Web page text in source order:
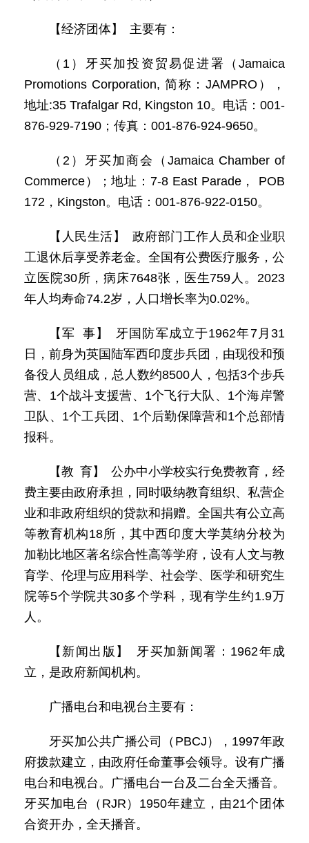
【经济团体】 主要有：
（1）牙买加投资贸易促进署（Jamaica
Promotions Corporation, 简称：JAMPRO），
地址:35 Trafalgar Rd, Kingston 10。电话：001-
876-929-7190；传真：001-876-924-9650。
（2）牙买加商会（Jamaica Chamber of
Commerce）；地址：7-8 East Parade， POB
172，Kingston。电话：001-876-922-0150。
【人民生活】 政府部门工作人员和企业职
工退休后享受养老金。全国有公费医疗服务，公
立医院30所，病床7648张，医生759人。2023
年人均寿命74.2岁，人口增长率为0.02%。
【军 事】 牙国防军成立于1962年7月31
日，前身为英国陆军西印度步兵团，由现役和预
备役人员组成，总人数约8500人，包括3个步兵
营、1个战斗支援营、1个飞行大队、1个海岸警
卫队、1个工兵团、1个后勤保障营和1个总部情
报科。
【教 育】 公办中小学校实行免费教育，经
费主要由政府承担，同时吸纳教育组织、私营企
业和非政府组织的贷款和捐赠。全国共有公立高
等教育机构18所，其中西印度大学莫纳分校为
加勒比地区著名综合性高等学府，设有人文与教
育学、伦理与应用科学、社会学、医学和研究生
院等5个学院共30多个学科，现有学生约1.9万
人。
【新闻出版】 牙买加新闻署：1962年成
立，是政府新闻机构。
广播电台和电视台主要有：
牙买加公共广播公司（PBCJ），1997年政
府拨款建立，由政府任命董事会领导。设有广播
电台和电视台。广播电台一台及二台全天播音。
牙买加电台（RJR）1950年建立，由21个团体
合资开办，全天播音。